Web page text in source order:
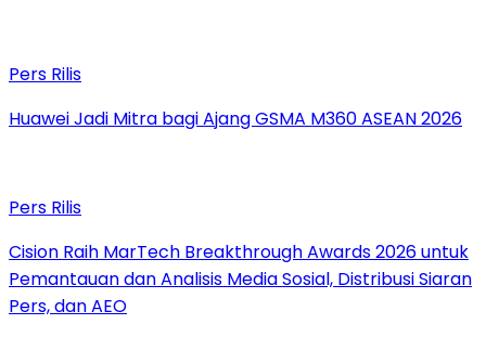
Pers Rilis
Huawei Jadi Mitra bagi Ajang GSMA M360 ASEAN 2026
Pers Rilis
Cision Raih MarTech Breakthrough Awards 2026 untuk
Pemantauan dan Analisis Media Sosial, Distribusi Siaran
Pers, dan AEO